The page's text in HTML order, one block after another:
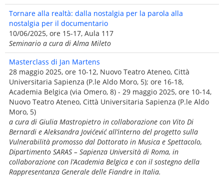
Tornare alla realtà: dalla nostalgia per la parola alla
nostalgia per il documentario
10/06/2025, ore 15-17, Aula 117
Seminario a cura di Alma Mileto
Masterclass di Jan Martens
28 maggio 2025, ore 10-12, Nuovo Teatro Ateneo, Città
Universitaria Sapienza (P.le Aldo Moro, 5); ore 16-18,
Academia Belgica (via Omero, 8) - 29 maggio 2025, ore 10-14,
Nuovo Teatro Ateneo, Città Universitaria Sapienza (P.le Aldo
Moro, 5)
a cura di Giulia Mastropietro in collaborazione con Vito Di
Bernardi e Aleksandra Jovićević all’interno del progetto sulla
Vulnerabilità promosso dal Dottorato in Musica e Spettacolo,
Dipartimento SARAS – Sapienza Università di Roma, in
collaborazione con l’Academia Belgica e con il sostegno della
Rappresentanza Generale delle Fiandre in Italia.